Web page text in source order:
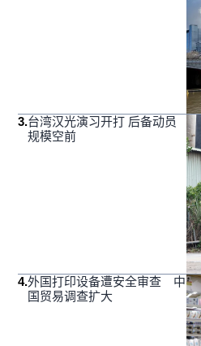
3.台湾汉光演习开打 后备动员
规模空前
4.外国打印设备遭安全审查 中
国贸易调查扩大